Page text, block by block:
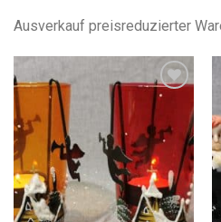
Ausverkauf preisreduzierter
Add to
Wishlist